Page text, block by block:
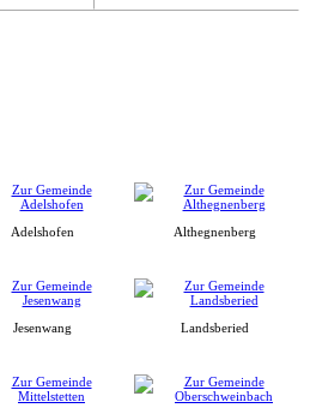
Adelshofen Althegnenberg
Jesenwang Landsberied